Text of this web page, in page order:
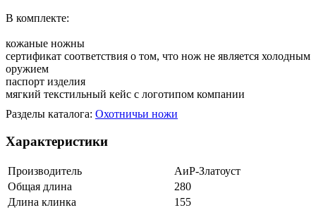
В комплекте:
кожаные ножны
сертификат соответствия о том, что нож не является холодным
оружием
паспорт изделия
мягкий текстильный кейс с логотипом компании
Разделы каталога: Охотничьи ножи
Характеристики
Производитель
АиР-Златоуст
Общая длина
280
Длина клинка
155